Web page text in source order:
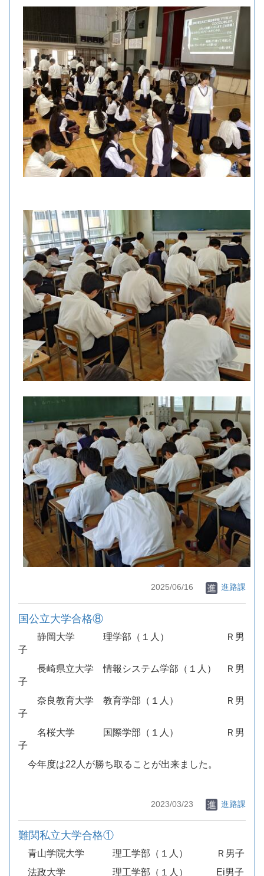
2025/06/16 進路課
国公立大学合格⑧
静岡大学 理学部（１人） Ｒ男
子
長崎県立大学 情報システム学部（１人） Ｒ男
子
奈良教育大学 教育学部（１人） Ｒ男
子
名桜大学 国際学部（１人） Ｒ男
子
今年度は22人が勝ち取ることが出来ました。
2023/03/23 進路課
難関私立大学合格①
青山学院大学 理工学部（１人） Ｒ男子
法政大学 理工学部（１人） Ei男子